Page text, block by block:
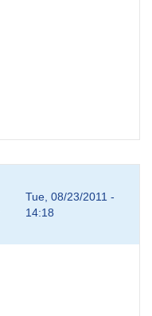
Tue, 08/23/2011 -
14:18